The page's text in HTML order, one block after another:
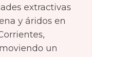
extractivas
y áridos en
un